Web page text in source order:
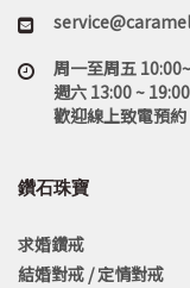
周一至周五
週六 13:00 ~
歡迎線上致電預
鑽石珠寶
求婚鑽戒
結婚對戒 / 定情對戒